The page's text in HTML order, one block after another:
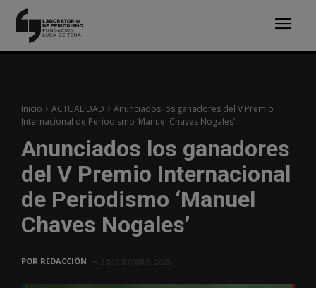
Inicio ACTUALIDAD
Anunciados los ganadores del V Premio
Internacional de Periodismo ‘Manuel Chaves Nogales’
Anunciados los ganadores
del V Premio Internacional
de Periodismo ‘Manuel
Chaves Nogales’
POR REDACCIÓN